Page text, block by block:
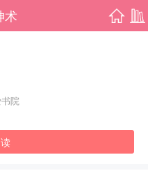
术
院